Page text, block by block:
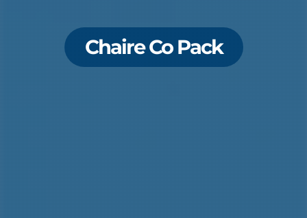
Chaire Co Pack